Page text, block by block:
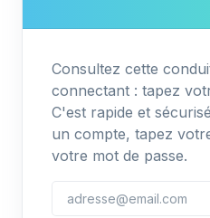
Consultez cette
connectant : tapez
C'est rapide et
un compte, tapez
votre mot de passe.